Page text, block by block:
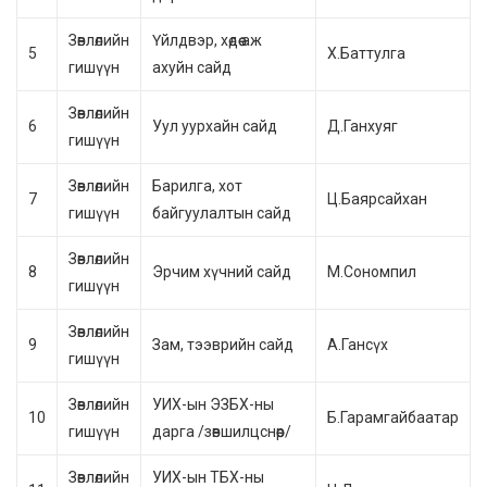
5
Зөвлөлийн
гишүүн
Үйлдвэр, хөдөө аж
ахуйн сайд
Х.Баттулга
6
Зөвлөлийн
гишүүн
Уул уурхайн сайд Д.Ганхуяг
7
Зөвлөлийн
гишүүн
Барилга, хот
байгуулалтын сайд
Ц.Баярсайхан
8
Зөвлөлийн
гишүүн
Эрчим хүчний сайд М.Сономпил
9
Зөвлөлийн
гишүүн
Зам, тээврийн сайд А.Гансүх
10
Зөвлөлийн
гишүүн
УИХ-ын ЭЗБХ-ны
дарга /зөвшилцснөөр/
Б.Гарамгайбаатар
Зөвлөлийн УИХ-ын ТБХ-ны